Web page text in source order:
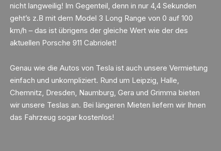
nicht langweilig! Im Gegenteil, denn in nur 4,4 Sekunden
geht’s z.B mit dem Model 3 Long Range von 0 auf 100
km/h – das ist übrigens der gleiche Wert wie der des
aktuellen Porsche 911 Cabriolet!
Genau wie die Autos von Tesla ist auch unsere Vermietung
einfach und unkompliziert. Rund um Leipzig, Halle,
Chemnitz, Dresden, Naumburg, Gera und Grimma bieten
wir unsere Teslas an. Bei längeren Mieten liefern wir Ihnen
das Fahrzeug sogar kostenlos!